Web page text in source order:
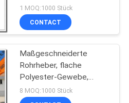
Tonnen AS1353-1997
1 MOQ:1000 Stück
CONTACT
Maßgeschneiderte
Rohrheber, flache
Polyester-Gewebe,
Säurebeständig.
8 MOQ:1000 Stück